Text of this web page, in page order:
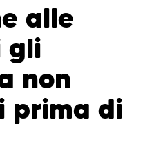
alle
gli
non
prima di